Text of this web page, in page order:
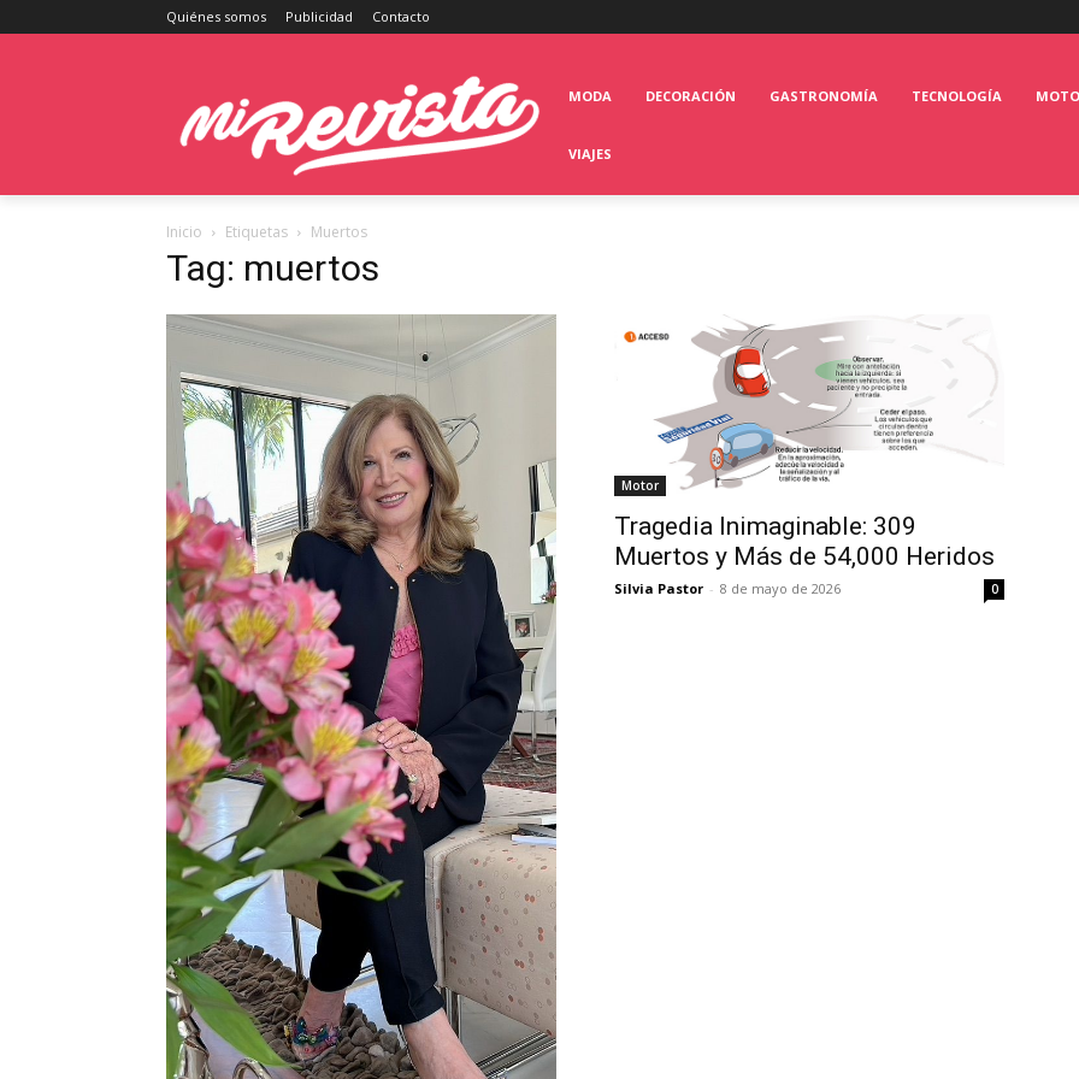
Quiénes somos Publicidad Contacto
MODA DECORACIÓN GASTRONOMÍA TECNOLOGÍA
VIAJES
Inicio Etiquetas Muertos
Tag: muertos
Motor
Tragedia Inimaginable: 309
Muertos y Más de 54,000 Heridos
Silvia Pastor - 8 de mayo de 2026 0